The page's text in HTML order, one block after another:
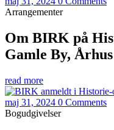
Arrangementer
Om BIRK på
Gamle By, Århus
read more
maj 31, 2024 0 Comments
Bogudgivelser